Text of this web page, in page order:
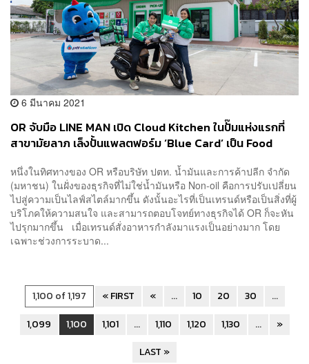
6 มีนาคม 2021
OR จับมือ LINE MAN เปิด Cloud Kitchen ในปั๊มแห่งแรกที่
สาขามัยลาภ เล็งปั้นแพลตฟอร์ม ‘Blue Card’ เป็น Food
หนึ่งในทิศทางของ OR หรือบริษัท ปตท. น้ำมันและการค้าปลีก จำกัด
(มหาชน) ในฝั่งของธุรกิจที่ไม่ใช่นํ้ามันหรือ Non-oil คือการปรับเปลี่ยน
ไปสู่ความเป็นไลฟ์สไตล์มากขึ้น ดังนั้นอะไรที่เป็นเทรนด์หรือเป็นสิ่งที่ผู้
บริโภคให้ความสนใจ และสามารถตอบโจทย์ทางธุรกิจได้ OR ก็จะหัน
ไปรุกมากขึ้น เมื่อเทรนด์สั่งอาหารกำลังมาแรงเป็นอย่างมาก โดย
เฉพาะช่วงการระบาด...
1,100 of 1,197 « FIRST « ... 10 20 30
...
1,099
1,100 1,101 ... 1,110 1,120 1,130 ...
»
LAST »